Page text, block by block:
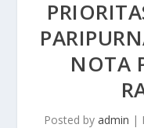
NOTA
Posted by admin |